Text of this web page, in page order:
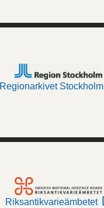
Regionarkivet Stockholm
Riksantikvarieämbetet